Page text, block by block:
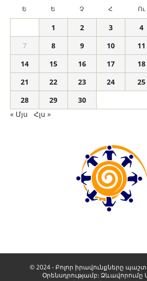
Ե Ե Չ Հ Ու
1 2 3 4
7
8 9 10 11
14
15 16 17 18
21
22 23 24 25
28
29
30
« Մյս
Հլս »
© 2024 - Բոլոր իրավունքները
Օրենսդրությամբ: Ձևավորումը